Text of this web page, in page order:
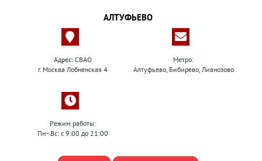
АЛТУФЬЕВО
Адрес: СВАО
г. Москва Лобненская 4
Метро:
Алтуфьево, Бибирево, Лианозово
Режим работы:
Пн–Вс: с 9:00 до 21:00